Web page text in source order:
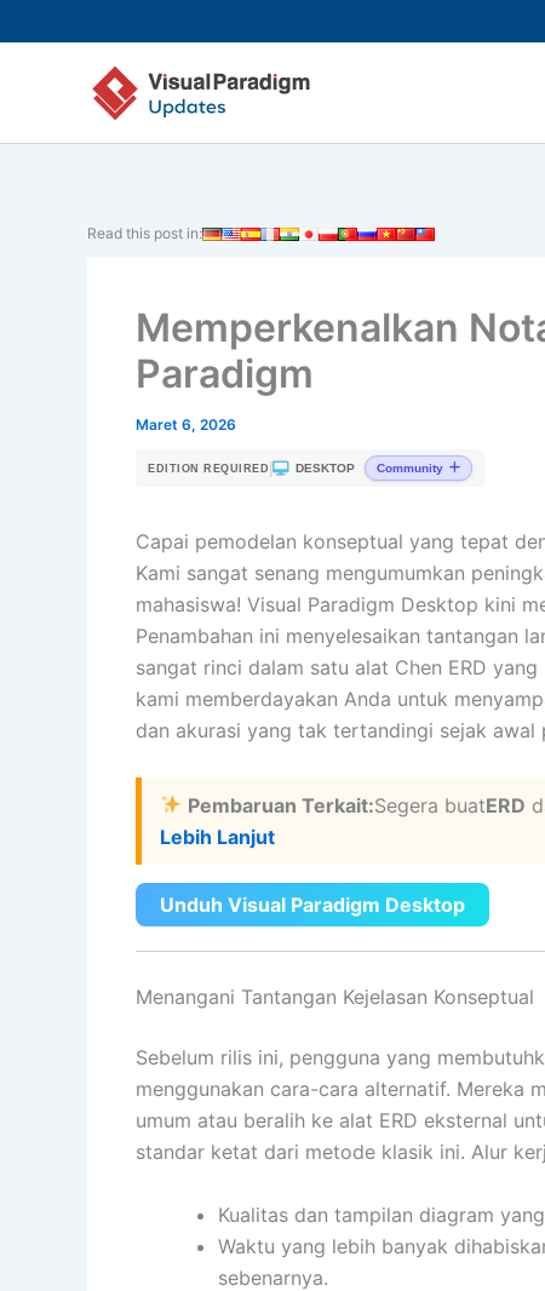
ke
Read this post in:
Memperkenalkan
Paradigm
Maret 6, 2026
EDITION REQUIRED DESKTOP Community
Capai pemodelan konseptual yang tepat
Kami sangat senang mengumumkan
mahasiswa! Visual Paradigm Desktop kini
Penambahan ini menyelesaikan tantangan
sangat rinci dalam satu alat Chen ERD
kami memberdayakan Anda untuk
dan akurasi yang tak tertandingi sejak awal
Pembaruan Terkait:Segera buatERD
Lebih Lanjut
Unduh Visual Paradigm Desktop
Menangani Tantangan Kejelasan Konseptual
Sebelum rilis ini, pengguna yang
menggunakan cara-cara alternatif. Mereka
umum atau beralih ke alat ERD eksternal
standar ketat dari metode klasik ini. Alur
Kualitas dan tampilan diagram
Waktu yang lebih banyak
sebenarnya.